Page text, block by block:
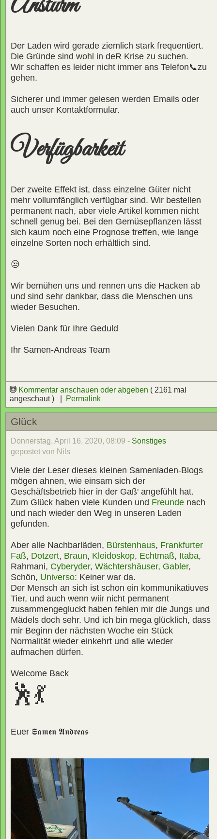
Der Laden wird gerade ziemlich stark frequentiert.
Die Gründe sind wohl in deR Krise zu suchen.
Wir schaffen es leider nicht immer ans Telefon📞zu
gehen.
Sicherer und immer gelesen werden Emails oder
auch unser Kontaktformular.
Verfügbarkeit
Der zweite Effekt ist, dass einzelne Güter nicht
mehr vollumfänglich verfügbar sind. Wir bestellen
permanent nach, aber viele Artikel kommen nicht
schnell genug bei. Bei den Gemüsepflanzen lässt
sich kaum noch eine Prognose treffen, wie lange
einzelne Sorten noch erhältlich sind.
😒
Wir bemühen uns und rennen uns die Hacken ab
und sind sehr dankbar, dass die Menschen uns
wieder Besuchen.
Vielen Dank für Ihre Geduld
Ihr Samen-Andreas Team
Kommentar anschauen oder abgeben ( 2161 mal
angeschaut ) |
Permalink
Glück
Donnerstag, April 16, 2020, 08:09 - Sonstiges
gepostet von Nils
Viele der Leser dieses kleinen Samenladen-Blogs
mögen ahnen, wie einsam sich der
Geschäftsbetrieb hier in der Gaß' angefühlt hat.
Zum Glück haben viele Kunden und Freunde nach
und nach wieder den Weg in unseren Laden
gefunden.
Aber alle Nachbarläden, Bürstenhaus, Frankfurter
Faß, Dotzert, Braun, Kleidoskop, Echtmaß, Itaba,
Rahmani, Cyberyder, Wächtershäuser, Gabler,
Schön, Universo: Keiner war da.
Der Mensch an sich ist schon ein kommunikatiuves
Tier, und auch wenn wiir nicht permanent
zusammengegluckt haben fehlen mir die Jungs und
Mädels doch sehr. Und ich bin mega glücklich, dass
mir Beginn der nächsten Woche ein Stück
Normalität wieder einkehrt und alle wieder
aufmachen dürfen.
Welcome Back
🕺💃
Euer 𝕾𝖆𝖒𝖊𝖓 𝕬𝖓𝖉𝖗𝖊𝖆𝖘